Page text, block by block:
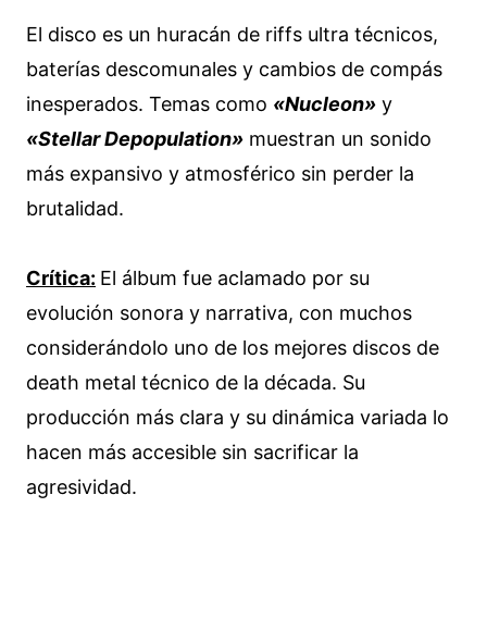
El disco es un huracán de riffs ultra técnicos,
baterías descomunales y cambios de compás
inesperados. Temas como «Nucleon» y
«Stellar Depopulation» muestran un sonido
más expansivo y atmosférico sin perder la
brutalidad.
Crítica: El álbum fue aclamado por su
evolución sonora y narrativa, con muchos
considerándolo uno de los mejores discos de
death metal técnico de la década. Su
producción más clara y su dinámica variada lo
hacen más accesible sin sacrificar la
agresividad.